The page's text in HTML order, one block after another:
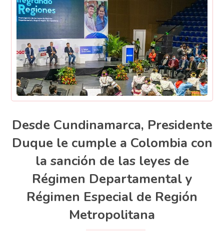
Desde Cundinamarca, Presidente
Duque le cumple a Colombia con
la sanción de las leyes de
Régimen Departamental y
Régimen Especial de Región
Metropolitana